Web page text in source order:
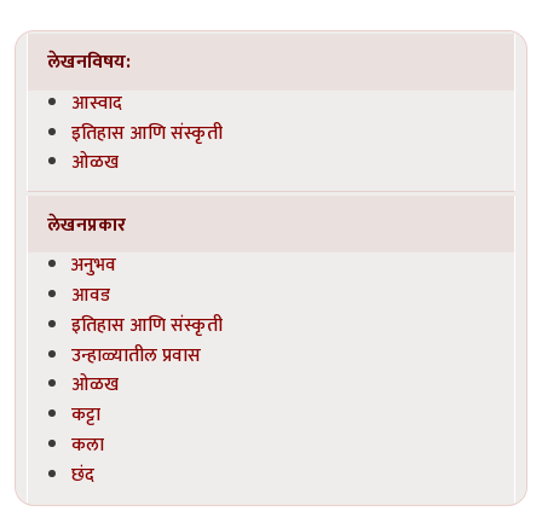
लेखनविषय:
आस्वाद
इतिहास आणि संस्कृती
ओळख
लेखनप्रकार
अनुभव
आवड
इतिहास आणि संस्कृती
उन्हाळ्यातील प्रवास
ओळख
कट्टा
कला
छंद